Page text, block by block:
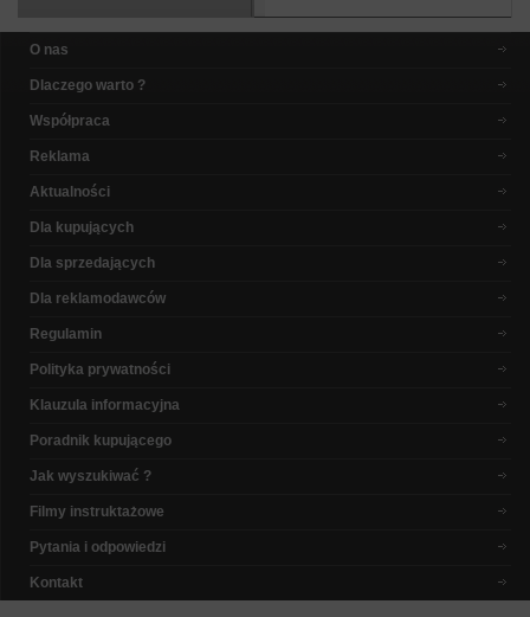
O nas
Dlaczego warto ?
Współpraca
Reklama
Aktualności
Dla kupujących
Dla sprzedających
Dla reklamodawców
Regulamin
Polityka prywatności
Klauzula informacyjna
Poradnik kupującego
Jak wyszukiwać ?
Filmy instruktażowe
Pytania i odpowiedzi
Kontakt